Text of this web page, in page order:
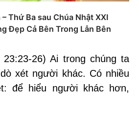
Thứ Ba sau Chúa Nhật XXI
Đẹp Cả Bên Trong Lẫn Bên
26) Ai trong chúng ta
xét người khác. Có nhiều
để hiểu người khác hơn,